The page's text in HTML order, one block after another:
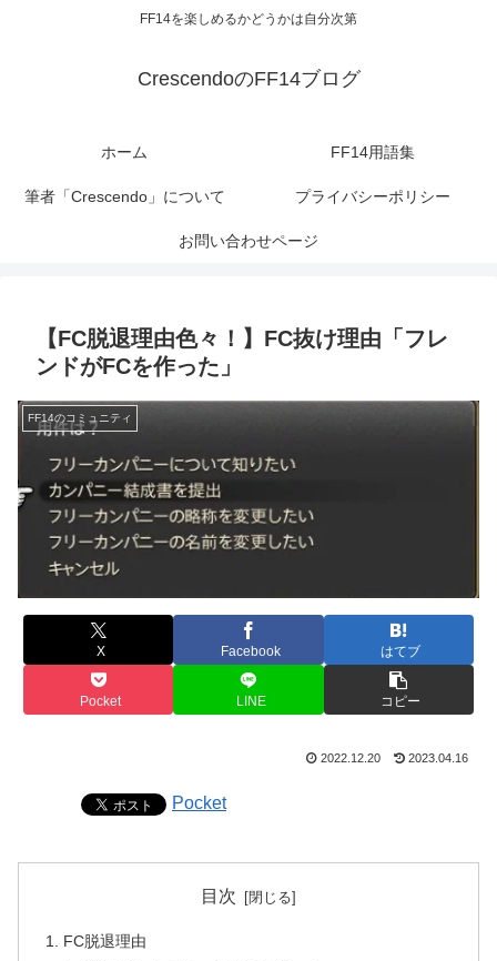
FF14を楽しめるかどうかは自分次第
CrescendoのFF14ブログ
ホーム FF14用語集
筆者「Crescendo」について プライバシーポリシー
お問い合わせページ
【FC脱退理由色々！】FC抜け理由「フレ
ンドがFCを作った」
FF14のコミュニティ
X Facebook はてブ
Pocket LINE コピー
2022.12.20 2023.04.16
Pocket
目次
FC脱退理由